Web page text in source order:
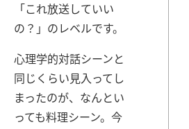
「これ放送していい
の？」のレベルです。
心理学的対話シーンと
同じくらい見入ってし
まったのが、なんとい
っても料理シーン。今